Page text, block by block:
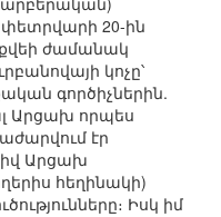
փետրվարի 20-ին
ժամանակ
կոչը՝
գործիչներին.
Արցախ որպես
էր
Արցախ
հեղինակի)
Իսկ իմ